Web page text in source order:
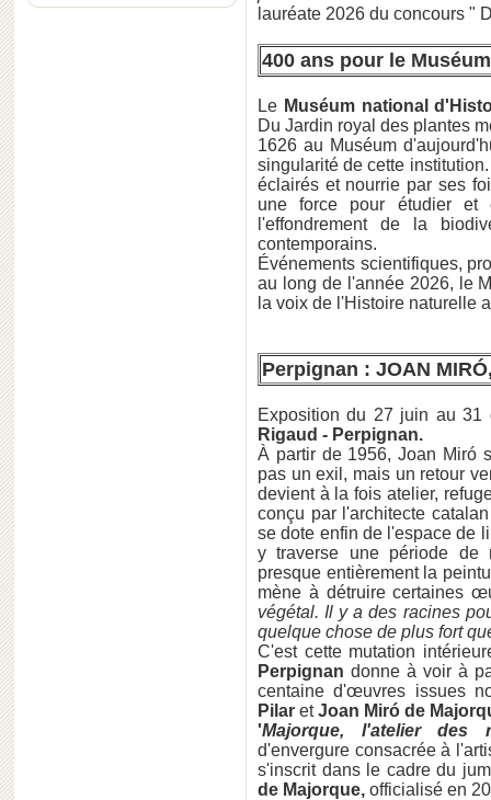
lauréate 2026 du concours "
400 ans pour le
Le Muséum national
Du Jardin royal des plantes
1626 au Muséum
singularité de cette
éclairés et nourrie par ses
une force pour étudier et
l'effondrement de la
contemporains.
Événements scientifiques,
au long de l'année 2026, le
la voix de l'Histoire naturelle
Perpignan : JOAN
Exposition du 27 juin au
Rigaud - Perpignan.
À partir de 1956, Joan Miró
pas un exil, mais un retour
devient à la fois atelier,
conçu par l'architecte
se dote enfin de l'espace de
y traverse une période de
presque entièrement la
mène à détruire certaines
végétal. Il y a des racines
quelque chose de plus fort
C'est cette mutation
Perpignandonne à voir à
centaine d'œuvres issues
Pilar etJoan Miró de
'Majorque, l'atelier des
d'envergure consacrée à
s'inscrit dans le cadre du
de Majorque, officialisé en